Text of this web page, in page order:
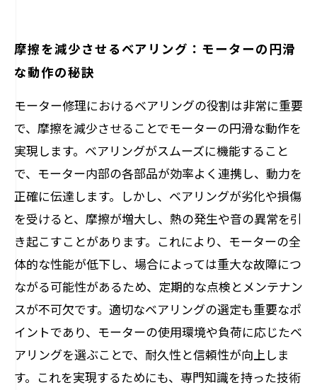
摩擦を減少させるベアリング：モーターの円滑
な動作の秘訣
モーター修理におけるベアリングの役割は非常に重要
で、摩擦を減少させることでモーターの円滑な動作を
実現します。ベアリングがスムーズに機能すること
で、モーター内部の各部品が効率よく連携し、動力を
正確に伝達します。しかし、ベアリングが劣化や損傷
を受けると、摩擦が増大し、熱の発生や音の異常を引
き起こすことがあります。これにより、モーターの全
体的な性能が低下し、場合によっては重大な故障につ
ながる可能性があるため、定期的な点検とメンテナン
スが不可欠です。適切なベアリングの選定も重要なポ
イントであり、モーターの使用環境や負荷に応じたベ
アリングを選ぶことで、耐久性と信頼性が向上しま
す。これを実現するためにも、専門知識を持った技術